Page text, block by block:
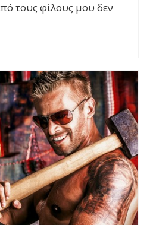
τους φίλους μου δεν